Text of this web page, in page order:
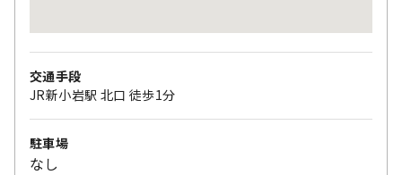
交通手段
JR新小岩駅 北口 徒歩1分
駐車場
なし